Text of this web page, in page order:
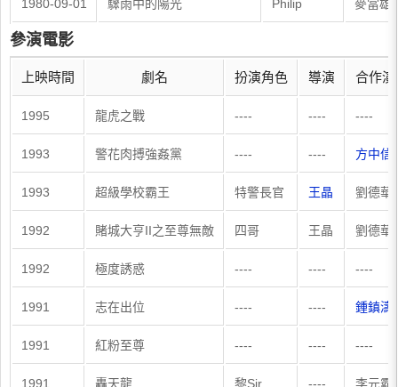
1980-09-01 驟雨中的陽光 Philip 麥當雄
參演電影
上映時間 劇名 扮演角色 導演 合作演
1995 龍虎之戰 ---- ---- ----
1993 警花肉搏強姦黨 ---- ---- 方中信
1993 超級學校霸王 特警長官 王晶 劉德華
1992 賭城大亨II之至尊無敵 四哥 王晶 劉德華
1992 極度誘惑 ---- ---- ----
1991 志在出位 ---- ---- 鍾鎮濤
1991 紅粉至尊 ---- ---- ----
1991 轟天龍 黎Sir ---- 李元霸